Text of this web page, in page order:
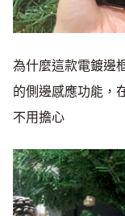
為什麼這款電鍍邊
的側邊感應功能，
不用擔心